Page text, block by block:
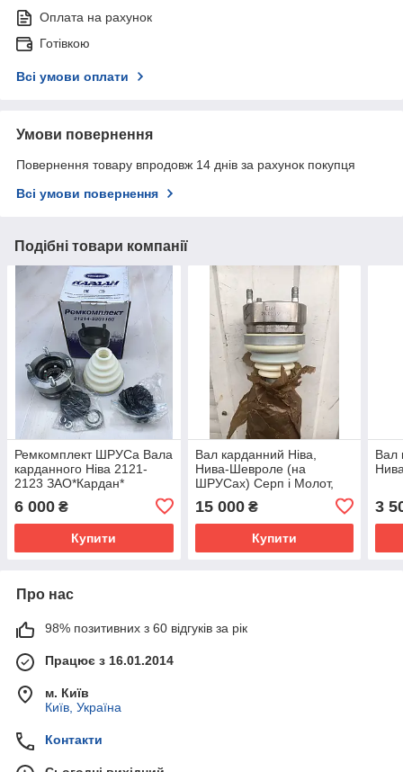
Оплата на рахунок
Готівкою
Всі умови оплати
Умови повернення
Повернення товару впродовж 14 днів за рахунок покупця
Всі умови повернення
Подібні товари компанії
Ремкомплект ШРУСа Вала
карданного Ніва 2121-
2123 ЗАО*Кардан*
6 000 ₴
Купити
Вал карданний Ніва,
Нива-Шевроле (на
ШРУСах) Серп і Молот,
15 000₴
Купити
Вал
3
Про нас
98% позитивних з 60 відгуків за рік
Працює з 16.01.2014
м. Київ
Київ, Україна
Контакти